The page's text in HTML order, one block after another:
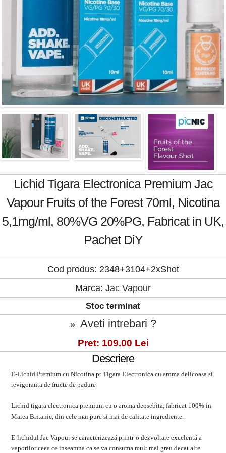
Lichid Tigara Electronica Premium Jac
Vapour Fruits of the Forest 70ml, Nicotina
5,1mg/ml, 80%VG 20%PG, Fabricat in UK,
Pachet DiY
Cod produs: 2348+3104+2xShot
Marca: Jac Vapour
Stoc terminat
» Aveti intrebari ?
Pret: 109.00 Lei
Descriere
E-Lichid Premium cu Nicotina pt Tigara Electronica cu aroma delicoasa si
revigorantade fructe de padure
Lichid tigara electronica premium cu o aroma deosebita, fabricat 100% in
Marea Britanie, din cele mai pure si mai de calitate ingrediente.
E-lichidul Jac Vapour se caracterizează printr-o dezvoltare excelentă a
vaporilor ceea ce inseamna ca se va consuma mult mai greu decat alte